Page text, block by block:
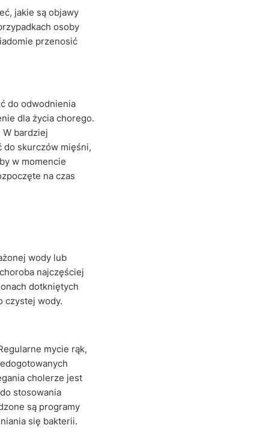
jakie są objawy
osoby
przenosić
do odwodnienia
dla życia chorego.
bardziej
do skurczów mięśni,
w momencie
na czas
wody lub
najczęściej
dotkniętych
czystej wody.
mycie rąk,
cholerze jest
stosowania
są programy
się bakterii.